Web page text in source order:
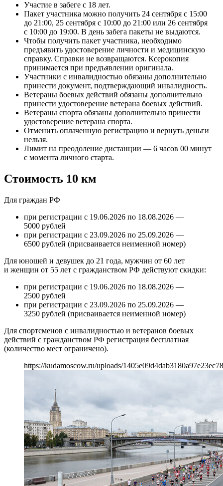
Участие в забеге с 18 лет.
Пакет участника можно получить 24 сентября с 15:00
до 21:00, 25 сентября с 10:00 до 21:00 или 26 сентября
с 10:00 до 19:00. В день забега пакеты не выдаются.
Чтобы получить пакет участника, необходимо
предъявить удостоверение личности и медицинскую
справку. Справки не возвращаются. Ксерокопия
принимается при предъявлении оригинала.
Участники с инвалидностью обязаны дополнительно
принести документ, подтверждающий инвалидность.
Ветераны боевых действий обязаны дополнительно
принести удостоверение ветерана боевых действий.
Ветераны спорта обязаны дополнительно принести
удостоверение ветерана спорта.
Отменить оплаченную регистрацию и вернуть деньги
нельзя.
Лимит на преодоление дистанции — 6 часов 00 минут
с момента личного старта.
Стоимость 10 км
Для граждан РФ
при регистрации с 19.06.2026 по 18.08.2026 —
5000 рублей
при регистрации с 23.09.2026 по 25.09.2026 —
6500 рублей (присваивается неименной номер)
Для юношей и девушек до 21 года, мужчин от 60 лет
и женщин от 55 лет с гражданством РФ действуют скидки:
при регистрации с 19.06.2026 по 18.08.2026 —
2500 рублей
при регистрации с 23.09.2026 по 25.09.2026 —
3250 рублей (присваивается неименной номер)
Для спортсменов с инвалидностью и ветеранов боевых
действий с гражданством РФ регистрация бесплатная
(количество мест ограничено).
https://kudamoscow.ru/uploads/